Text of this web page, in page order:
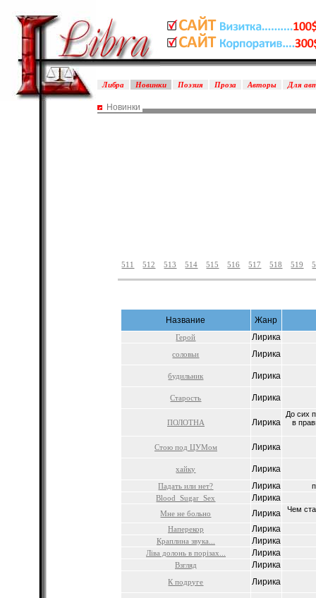
Либра Новинки Поэзия Проза Авторы Для
Новинки
511 512 513 514 515 516 517 518 519
Название Жанр
Герой Лирика
соловьи Лирика
будильник Лирика
Старость Лирика
ПОЛОТНА Лирика
До сих
в
Стою под ЦУМом Лирика
хайку Лирика
Падать или нет? Лирика
Blood_Sugar_Sex
Лирика
Мне не больно Лирика Чем
Наперекор Лирика
Краплина звука... Лирика
Ліва долонь в порізах... Лирика
Взгляд Лирика
К подруге Лирика